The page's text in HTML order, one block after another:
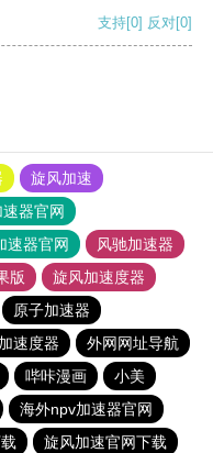
支持[0] 反对[0]
旋风加速
器官网
速器官网
风驰加速器
版
旋风加速度器
原子加速器
速度器
外网网址导航
哔咔漫画
小美
海外npv加速器官网
旋风加速官网下载